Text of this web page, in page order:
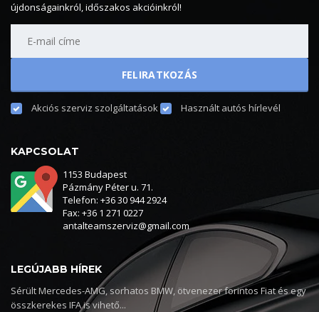
újdonságainkról, időszakos akcióinkról!
Akciós szerviz szolgáltatások Használt autós hírlevél
KAPCSOLAT
1153 Budapest
Pázmány Péter u. 71.
Telefon: +36 30 944 2924
Fax: +36 1 271 0227
antalteamszerviz@gmail.com
LEGÚJABB HÍREK
Sérült Mercedes-AMG, sorhatos BMW, ötvenezer forintos Fiat és egy
összkerekes IFA is vihető...